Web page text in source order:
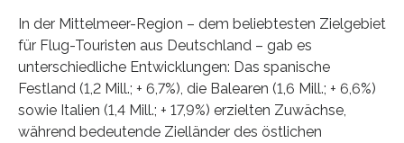
In der Mittelmeer-Region – dem beliebtesten Zielgebiet
für Flug-Touristen aus Deutschland – gab es
unterschiedliche Entwicklungen: Das spanische
Festland (1,2 Mill.; + 6,7%), die Balearen (1,6 Mill.; + 6,6%)
sowie Italien (1,4 Mill.; + 17,9%) erzielten Zuwächse,
während bedeutende Zielländer des östlichen